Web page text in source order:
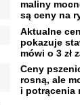
maliny
są ceny na
Aktualne
pokazuje
mówi o 3 zł
Ceny
rosną, ale
i potrącenia